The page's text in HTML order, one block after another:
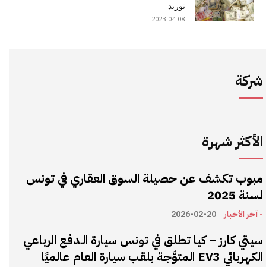
توريد
2023-04-08
شركة
الأكثر شهرة
مبوب تكشف عن حصيلة السوق العقاري في تونس
لسنة 2025
- آخر الأخبار 2026-02-20
سيتي كارز – كيا تطلق في تونس سيارة الـدفع الرباعي
الكهربائي EV3 المتوَّجة بلقب سيارة العام عالميًا